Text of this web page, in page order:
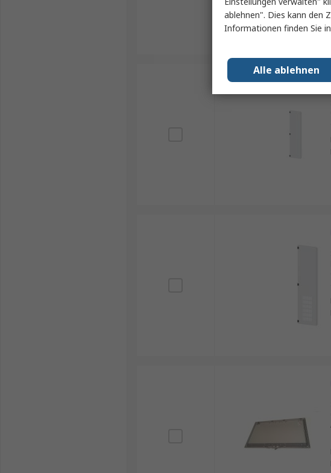
ablehnen". Dies kann den
Informationen finden Sie
Alle ablehnen